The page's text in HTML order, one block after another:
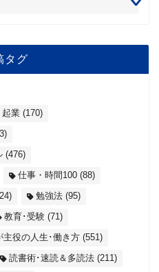
タグ
起業 (170)
(476)
仕事・時間100 (88)
勉強法 (95)
教育･受験 (71)
主役の人生･働き方 (551)
読書術･速読＆多読法 (211)